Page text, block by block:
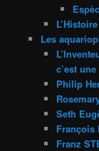
Les
c’est
Philip
Seth
François
Franz